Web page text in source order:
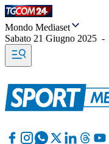
Mondo Mediaset
Sabato 21 Giugno 2025 -